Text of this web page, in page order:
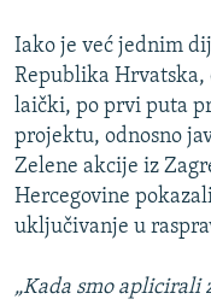
Iako je već jednim
Republika Hrvatska,
laički, po prvi puta
projektu, odnosno
Zelene akcije iz
Hercegovine
uključivanje u
„Kada smo aplicirali